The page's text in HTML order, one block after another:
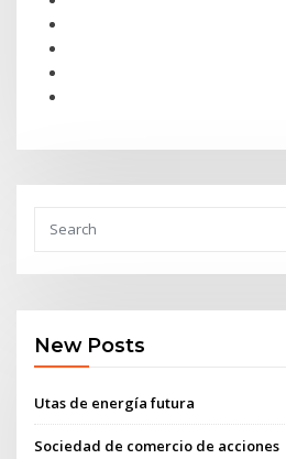
New Posts
Utas de energía futura
Sociedad de comercio de acciones